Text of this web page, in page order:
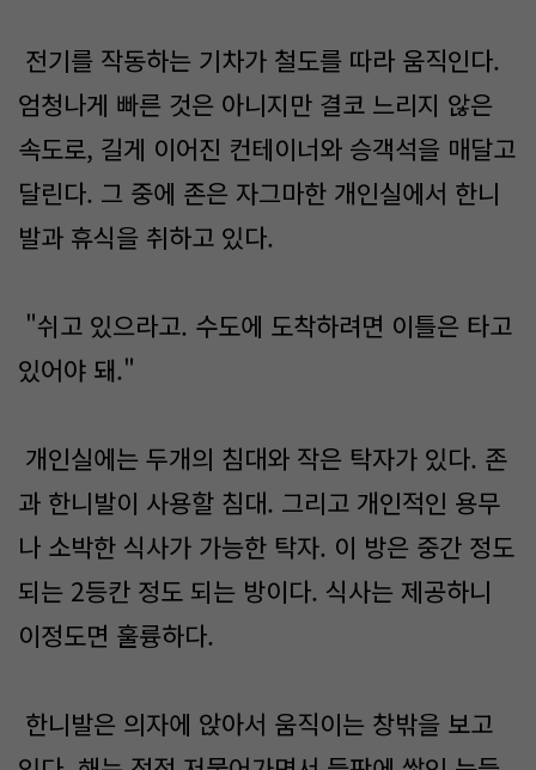
전기를 작동하는 기차가 철도를 따라 움직인다.
엄청나게 빠른 것은 아니지만 결코 느리지 않은
속도로, 길게 이어진 컨테이너와 승객석을 매달고
달린다. 그 중에 존은 자그마한 개인실에서 한니
발과 휴식을 취하고 있다.
"쉬고 있으라고. 수도에 도착하려면 이틀은 타고
있어야 돼."
개인실에는 두개의 침대와 작은 탁자가 있다. 존
과 한니발이 사용할 침대. 그리고 개인적인 용무
나 소박한 식사가 가능한 탁자. 이 방은 중간 정도
되는 2등칸 정도 되는 방이다. 식사는 제공하니
이정도면 훌륭하다.
한니발은 의자에 앉아서 움직이는 창밖을 보고